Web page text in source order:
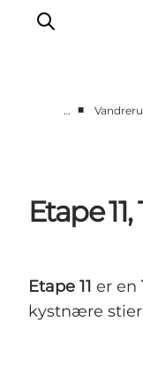
… ■
Etape
Etape 11 er en
kystnære